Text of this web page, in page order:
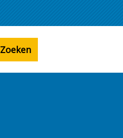
Zoeken